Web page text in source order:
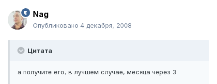
Nag
Опубликовано 4 декабря, 2008
Цитата
а получите его, в лучшем случае, месяца через 3